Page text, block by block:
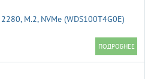
M.2, NVMe (WDS100T4G0E)